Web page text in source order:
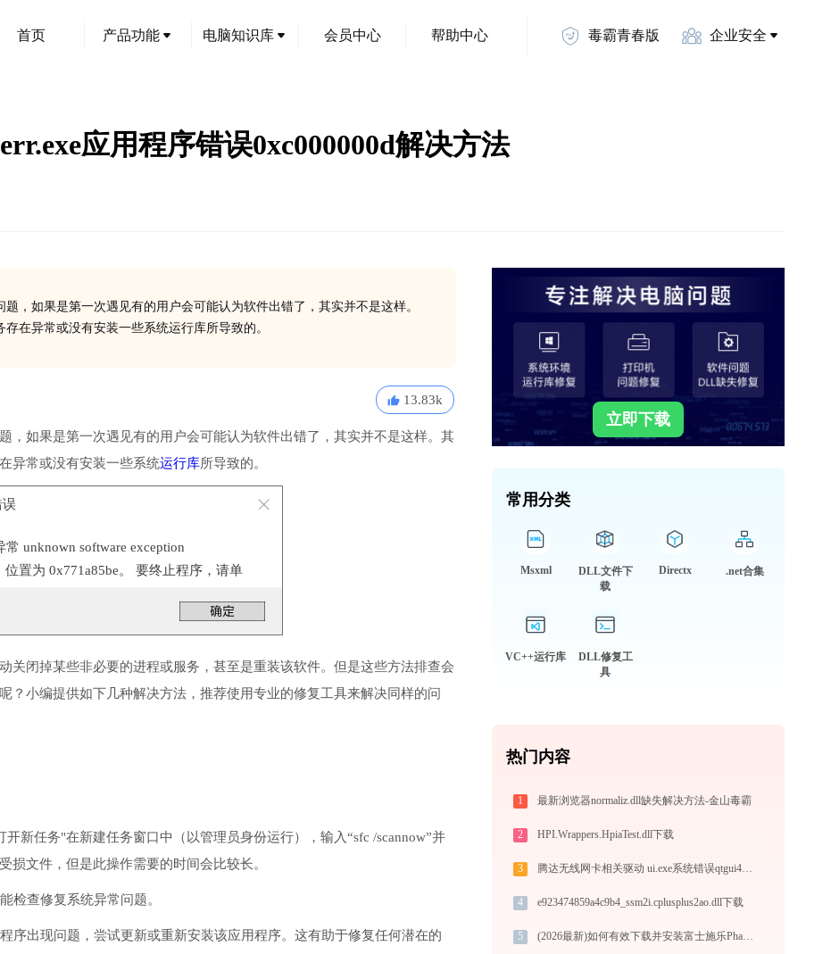
首页 产品功能 电脑知识库 会员中心 帮助中心 毒霸青春版 企业安全
应用程序错误0xc000000d解决方法
，如果是第一次遇见有的用户会可能认为软件出错了，其实并不是这样。
在异常或没有安装一些系统运行库所导致的。
13.83k
，如果是第一次遇见有的用户会可能认为软件出错了，其实并不是这样。其
异常或没有安装一些系统运行库所导致的。
误
unknown software exception
位置为 0x771a85be。 要终止程序，请单
关闭掉某些非必要的进程或服务，甚至是重装该软件。但是这些方法排查会
？小编提供如下几种解决方法，推荐使用专业的修复工具来解决同样的问
新任务"在新建任务窗口中（以管理员身份运行），输入“sfc /scannow”并
损文件，但是此操作需要的时间会比较长。
检查修复系统异常问题。
序出现问题，尝试更新或重新安装该应用程序。这有助于修复任何潜在的
立即下载
常用分类
Msxml
DLL文件下
载
Directx .net合集
VC++运行库
DLL修复工
具
热门内容
1 最新浏览器normaliz.dll缺失解决方法-金山毒霸
2 HPI.Wrappers.HpiaTest.dll下载
3 腾达无线网卡相关驱动 ui.exe系统错误qtgui4.dll丢失如何解决
4 e923474859a4c9b4_ssm2i.cplusplus2ao.dll下载
5 (2026最新)如何有效下载并安装富士施乐Phaser 3155打印机驱动？全方位指导手册